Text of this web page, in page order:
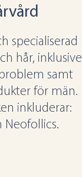
specialiserad
hår, inklusive
samt
för män.
inkluderar:
Neofollics.